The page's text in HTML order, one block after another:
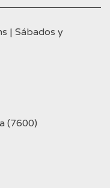
| Sábados y
(7600)